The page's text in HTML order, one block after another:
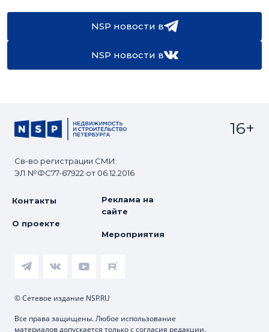
NSP новости в
NSP новости в
Св-во регистрации СМИ:
ЭЛ №ФС77-67922 от 06.12.2016
16+
Контакты
О проекте
Реклама на
сайте
Мероприятия
© Сетевое издание NSP.RU
Все права защищены. Любое использование
материалов допускается только с согласия редакции.